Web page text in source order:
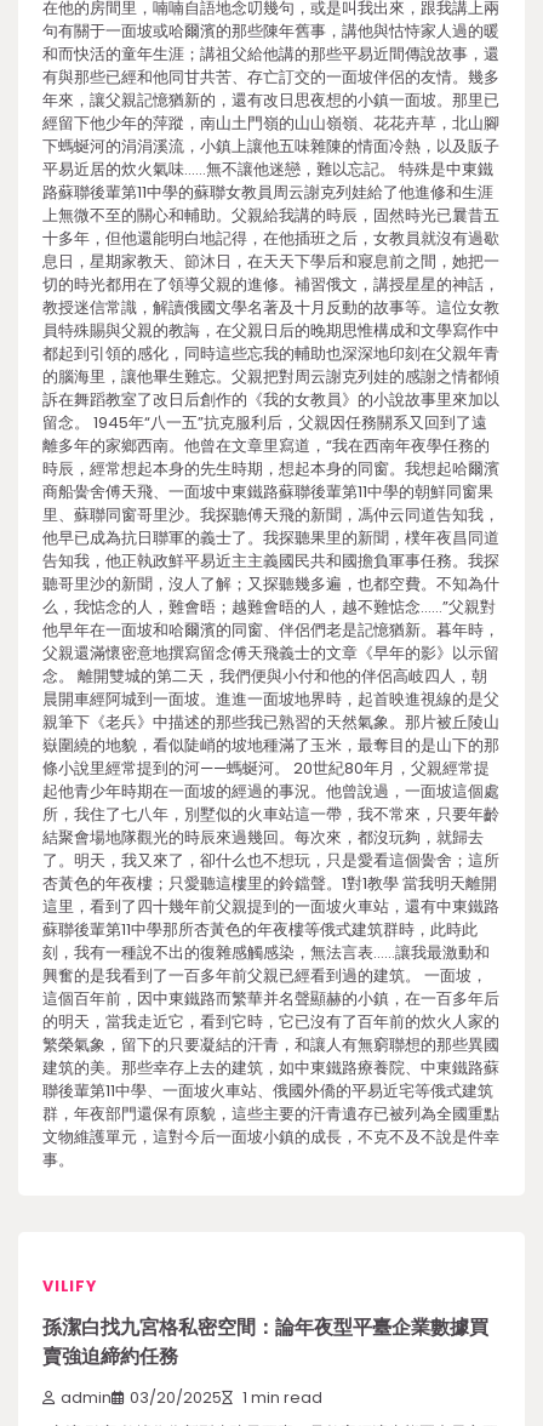
在他的房間里，喃喃自語地念叨幾句，或是叫我出來，跟我講上兩
句有關于一面坡或哈爾濱的那些陳年舊事，講他與怙恃家人過的暖
和而快活的童年生涯；講祖父給他講的那些平易近間傳說故事，還
有與那些已經和他同甘共苦、存亡訂交的一面坡伴侶的友情。幾多
年來，讓父親記憶猶新的，還有改日思夜想的小鎮一面坡。那里已
經留下他少年的萍蹤，南山土門嶺的山山嶺嶺、花花卉草，北山腳
下螞蜒河的涓涓溪流，小鎮上讓他五味雜陳的情面冷熱，以及販子
平易近居的炊火氣味……無不讓他迷戀，難以忘記。 特殊是中東鐵
路蘇聯後輩第11中學的蘇聯女教員周云謝克列娃給了他進修和生涯
上無微不至的關心和輔助。父親給我講的時辰，固然時光已曩昔五
十多年，但他還能明白地記得，在他插班之后，女教員就沒有過歇
息日，星期家教天、節沐日，在天天下學后和寢息前之間，她把一
切的時光都用在了領導父親的進修。補習俄文，講授星星的神話，
教授迷信常識，解讀俄國文學名著及十月反動的故事等。這位女教
員特殊賜與父親的教誨，在父親日后的晚期思惟構成和文學寫作中
都起到引領的感化，同時這些忘我的輔助也深深地印刻在父親年青
的腦海里，讓他畢生難忘。父親把對周云謝克列娃的感謝之情都傾
訴在舞蹈教室了改日后創作的《我的女教員》的小說故事里來加以
留念。 1945年“八一五”抗克服利后，父親因任務關系又回到了遠
離多年的家鄉西南。他曾在文章里寫道，“我在西南年夜學任務的
時辰，經常想起本身的先生時期，想起本身的同窗。我想起哈爾濱
商船黌舍傅天飛、一面坡中東鐵路蘇聯後輩第11中學的朝鮮同窗果
里、蘇聯同窗哥里沙。我探聽傅天飛的新聞，馮仲云同道告知我，
他早已成為抗日聯軍的義士了。我探聽果里的新聞，樸年夜昌同道
告知我，他正執政鮮平易近主主義國民共和國擔負軍事任務。我探
聽哥里沙的新聞，沒人了解；又探聽幾多遍，也都空費。不知為什
么，我惦念的人，難會晤；越難會晤的人，越不難惦念……”父親對
他早年在一面坡和哈爾濱的同窗、伴侶們老是記憶猶新。暮年時，
父親還滿懷密意地撰寫留念傅天飛義士的文章《早年的影》以示留
念。 離開雙城的第二天，我們便與小付和他的伴侶高岐四人，朝
晨開車經阿城到一面坡。進進一面坡地界時，起首映進視線的是父
親筆下《老兵》中描述的那些我已熟習的天然氣象。那片被丘陵山
嶽圍繞的地貌，看似陡峭的坡地種滿了玉米，最奪目的是山下的那
條小說里經常提到的河——螞蜒河。 20世紀80年月，父親經常提
起他青少年時期在一面坡的經過的事況。他曾說過，一面坡這個處
所，我住了七八年，別墅似的火車站這一帶，我不常來，只要年齡
結聚會場地隊觀光的時辰來過幾回。每次來，都沒玩夠，就歸去
了。明天，我又來了，卻什么也不想玩，只是愛看這個黌舍；這所
杏黃色的年夜樓；只愛聽這樓里的鈴鐺聲。1對1教學 當我明天離開
這里，看到了四十幾年前父親提到的一面坡火車站，還有中東鐵路
蘇聯後輩第11中學那所杏黃色的年夜樓等俄式建筑群時，此時此
刻，我有一種說不出的復雜感觸感染，無法言表……讓我最激動和
興奮的是我看到了一百多年前父親已經看到過的建筑。 一面坡，
這個百年前，因中東鐵路而繁華并名聲顯赫的小鎮，在一百多年后
的明天，當我走近它，看到它時，它已沒有了百年前的炊火人家的
繁榮氣象，留下的只要凝結的汗青，和讓人有無窮聯想的那些異國
建筑的美。那些幸存上去的建筑，如中東鐵路療養院、中東鐵路蘇
聯後輩第11中學、一面坡火車站、俄國外僑的平易近宅等俄式建筑
群，年夜部門還保有原貌，這些主要的汗青遺存已被列為全國重點
文物維護單元，這對今后一面坡小鎮的成長，不克不及不說是件幸
事。
VILIFY
孫潔白找九宮格私密空間：論年夜型平臺企業數據買
賣強迫締約任務
admin 03/20/2025 1 min read